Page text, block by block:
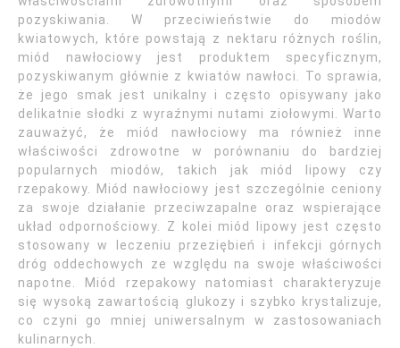
pozyskiwania. W przeciwieństwie do miodów
kwiatowych, które powstają z nektaru różnych roślin,
miód nawłociowy jest produktem specyficznym,
pozyskiwanym głównie z kwiatów nawłoci. To sprawia,
że jego smak jest unikalny i często opisywany jako
delikatnie słodki z wyraźnymi nutami ziołowymi. Warto
zauważyć, że miód nawłociowy ma również inne
właściwości zdrowotne w porównaniu do bardziej
popularnych miodów, takich jak miód lipowy czy
rzepakowy. Miód nawłociowy jest szczególnie ceniony
za swoje działanie przeciwzapalne oraz wspierające
układ odpornościowy. Z kolei miód lipowy jest często
stosowany w leczeniu przeziębień i infekcji górnych
dróg oddechowych ze względu na swoje właściwości
napotne. Miód rzepakowy natomiast charakteryzuje
się wysoką zawartością glukozy i szybko krystalizuje,
co czyni go mniej uniwersalnym w zastosowaniach
kulinarnych.